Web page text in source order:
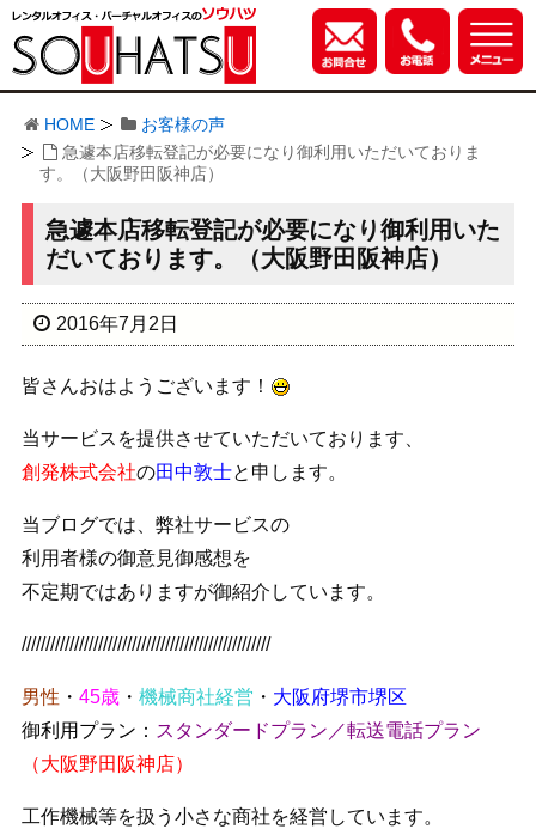
HOME
お客様の声
急遽本店移転登記が必要になり御利用いただいておりま
す。（大阪野田阪神店）
急遽本店移転登記が必要になり御利用いた
だいております。（大阪野田阪神店）
2016年7月2日
皆さんおはようございます！
当サービスを提供させていただいております、
創発株式会社の田中敦士と申します。
当ブログでは、弊社サービスの
利用者様の御意見御感想を
不定期ではありますが御紹介しています。
////////////////////////////////////////////////////
男性 ・ 45歳・ 機械商社経営 ・ 大阪府堺市堺区
御利用プラン： スタンダードプラン／転送電話プラン
（大阪野田阪神店）
工作機械等を扱う小さな商社を経営しています。